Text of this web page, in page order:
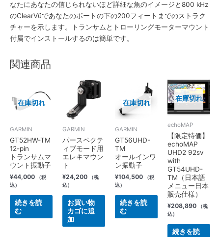
なたにあなたの信じられないほど詳細な魚のイメージと800 kHz
のClearVüであなたのボートの下の200フィートまでのストラク
チャーを示します。トランサムとトローリングモーターマウント
付属でインストールするのは簡単です。
関連商品
在庫切れ
GARMIN
GT52HW-TM
12-pin
トランサムマ
ウント振動子
¥44,000
（税
込）
続きを読
む
GARMIN
パースペクテ
ィブモード用
エレキマウン
ト
¥24,200
（税
込）
お買い物
カゴに追
加
在庫切れ
GARMIN
GT56UHD-
TM
オールインワ
ン振動子
¥104,500
（税
込）
続きを読
む
在庫切れ
echoMAP
【限定特価】
echoMAP
UHD2 92sv
with
GT54UHD-
TM（日本語
メニュー日本
販売仕様）
¥208,890
（税
込）
続きを読